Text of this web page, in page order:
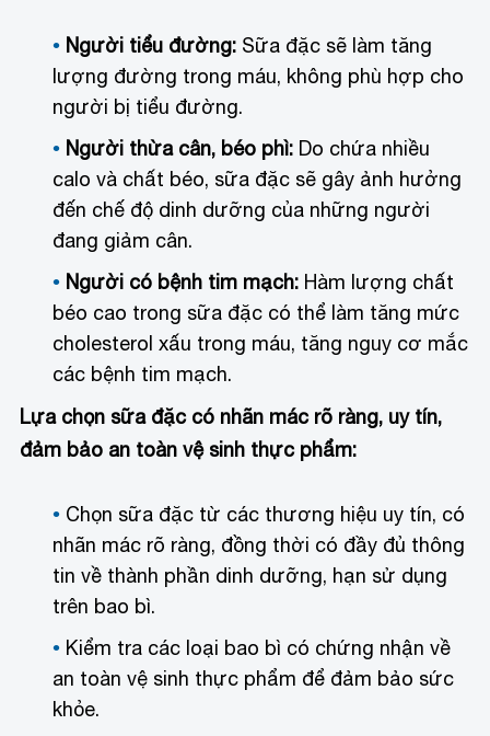
Người tiểu đường: Sữa đặc sẽ làm tăng
lượng đường trong máu, không phù hợp cho
người bị tiểu đường.
Người thừa cân, béo phì: Do chứa nhiều
calo và chất béo, sữa đặc sẽ gây ảnh hưởng
đến chế độ dinh dưỡng của những người
đang giảm cân.
Người có bệnh tim mạch: Hàm lượng chất
béo cao trong sữa đặc có thể làm tăng mức
cholesterol xấu trong máu, tăng nguy cơ mắc
các bệnh tim mạch.
Lựa chọn sữa đặc có nhãn mác rõ ràng, uy tín,
đảm bảo an toàn vệ sinh thực phẩm:
Chọn sữa đặc từ các thương hiệu uy tín, có
nhãn mác rõ ràng, đồng thời có đầy đủ thông
tin về thành phần dinh dưỡng, hạn sử dụng
trên bao bì.
Kiểm tra các loại bao bì có chứng nhận về
an toàn vệ sinh thực phẩm để đảm bảo sức
khỏe.